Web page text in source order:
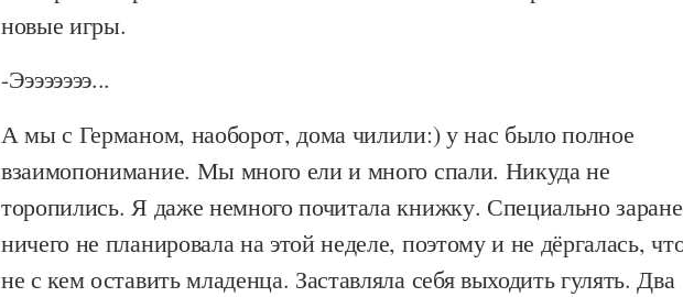
новые игры.
-Ээээээээ...
А мы с Германом, наоборот, дома чилили:) у нас было полное
взаимопонимание. Мы много ели и много спали. Никуда не
торопились. Я даже немного почитала книжку. Специально
ничего не планировала на этой неделе, поэтому и не дёргалась,
не с кем оставить младенца. Заставляла себя выходить гулять. Два